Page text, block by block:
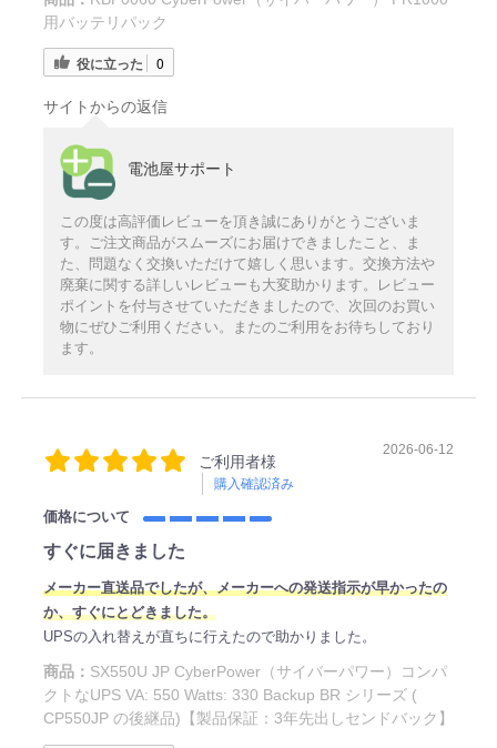
用バッテリパック
役に立った 0
サイトからの返信
電池屋サポート
この度は高評価レビューを頂き誠にありがとうございま
す。ご注文商品がスムーズにお届けできましたこと、ま
た、問題なく交換いただけて嬉しく思います。交換方法や
廃棄に関する詳しいレビューも大変助かります。レビュー
ポイントを付与させていただきましたので、次回のお買い
物にぜひご利用ください。またのご利用をお待ちしており
ます。
ご利用者様
購入確認済み
2026-06-12
価格について
すぐに届きました
メーカー直送品でしたが、メーカーへの発送指示が早かったの
か、すぐにとどきました。
UPSの入れ替えが直ちに行えたので助かりました。
商品： SX550U JP CyberPower（サイバーパワー）コンパ
クトなUPS VA: 550 Watts: 330 Backup BR シリーズ (
CP550JP の後継品)【製品保証：3年先出しセンドバック】